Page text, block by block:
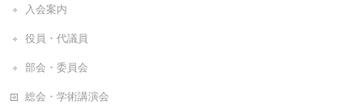
入会案内
役員・代議員
部会・委員会
総会・学術講演会